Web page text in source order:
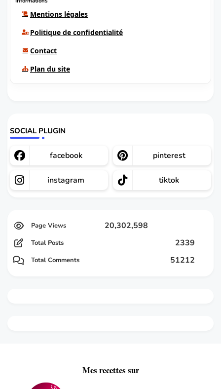
Mentions légales
Politique de confidentialité
Contact
Plan du site
SOCIAL PLUGIN
facebook pinterest
instagram tiktok
20,302,598
Total Posts 2339
Total Comments 51212
Mes recettes sur